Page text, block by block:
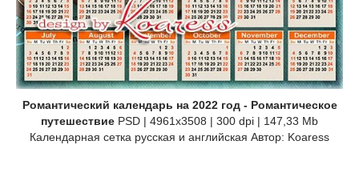
Романтический календарь на 2022 год - Романтическое
путешествие PSD | 4961x3508 | 300 dpi | 147,33 Mb
Календарная сетка русская и английская Автор: Koaress